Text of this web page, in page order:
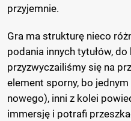
przyjemnie.
Gra ma strukturę nieco
podania innych tytułów,
przyzwyczailiśmy się na
element sporny, bo
nowego), inni z kolei
immersję i potrafi